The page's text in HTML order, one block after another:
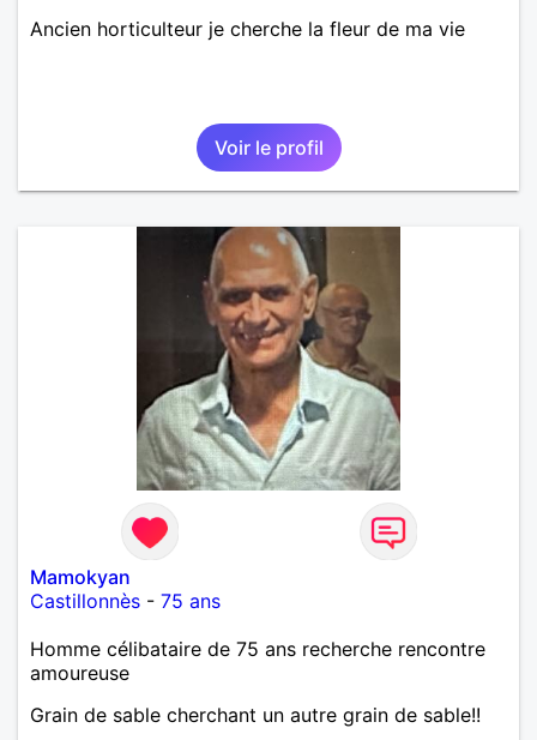
Ancien horticulteur je cherche la fleur de ma vie
Voir le profil
Mamokyan
Castillonnès - 75 ans
Homme célibataire de 75 ans recherche rencontre
amoureuse
Grain de sable cherchant un autre grain de sable!!